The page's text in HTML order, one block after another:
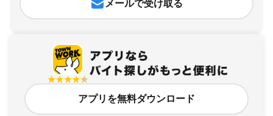
メールで受け取る
アプリを無料ダウンロード